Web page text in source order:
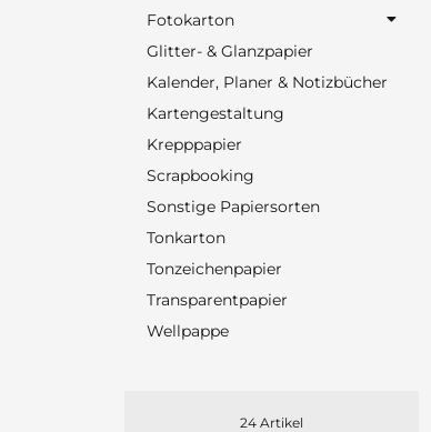
Fotokarton
Glitter- & Glanzpapier
Kalender, Planer & Notizbücher
Kartengestaltung
Krepppapier
Scrapbooking
Sonstige Papiersorten
Tonkarton
Tonzeichenpapier
Transparentpapier
Wellpappe
24 Artikel